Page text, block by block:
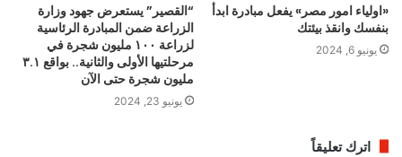
«اولياء امور مصر» يفعل مبادرة ابدأ
بنفسك وانقذ بيئتك
يونيو 6, 2024
“القصير” يستعرض جهود وزارة
الزراعة ضمن المبادرة الرئاسية
لزراعة ١٠٠ مليون شجرة في
مرحلتيها الأولى والثانية.. بواقع ٣.١
مليون شجرة حتى الآن
يونيو 23, 2024
اترك تعليقاً